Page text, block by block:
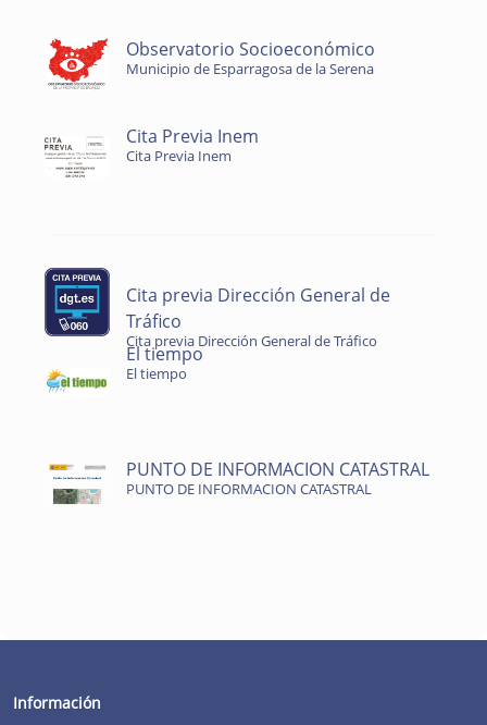
Observatorio Socioeconómico
Municipio de Esparragosa de la Serena
Cita Previa Inem
Cita Previa Inem
Cita previa Dirección General de
Tráfico
Cita previa Dirección General de Tráfico
El tiempo
El tiempo
PUNTO DE INFORMACION CATASTRAL
PUNTO DE INFORMACION CATASTRAL
Información